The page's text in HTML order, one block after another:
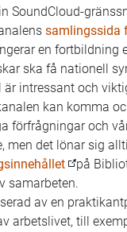
SoundCloud-
samlingssida
en fortbildning
ska få nationell
är intressant och
kan komma
förfrågningar och
men det lönar sig
på
samarbeten.
av en
arbetslivet, till